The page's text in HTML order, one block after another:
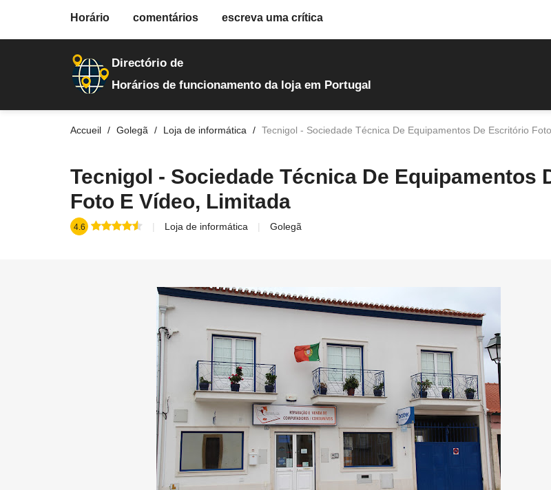
loja-de-informatica
Directório de
Horários de funcionamento da loja em Portugal
Accueil Golegã Loja de informática Tecnigol - Sociedade Técnica De Equipamentos De Escritório
Tecnigol - Sociedade Técnica De Equipamentos
Foto E Vídeo, Limitada
4.6 Loja de informática Golegã
Horário comentários escreva uma crítica